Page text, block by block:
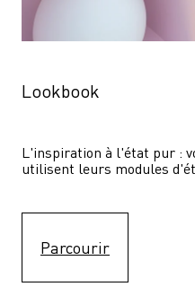
Lookbook
L'inspiration à l'état pur :
utilisent leurs modules
Parcourir